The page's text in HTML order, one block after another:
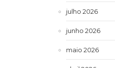
julho 2026
junho 2026
maio 2026